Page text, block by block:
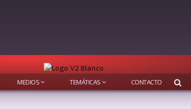
MEDIOS TEMÁTICAS CONTACTO